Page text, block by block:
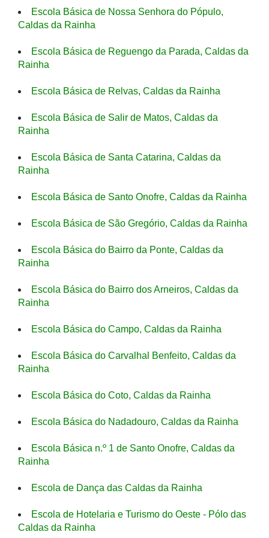
Escola Básica de Nossa Senhora do Pópulo,
Caldas da Rainha
Escola Básica de Reguengo da Parada, Caldas da
Rainha
Escola Básica de Relvas, Caldas da Rainha
Escola Básica de Salir de Matos, Caldas da
Rainha
Escola Básica de Santa Catarina, Caldas da
Rainha
Escola Básica de Santo Onofre, Caldas da Rainha
Escola Básica de São Gregório, Caldas da Rainha
Escola Básica do Bairro da Ponte, Caldas da
Rainha
Escola Básica do Bairro dos Arneiros, Caldas da
Rainha
Escola Básica do Campo, Caldas da Rainha
Escola Básica do Carvalhal Benfeito, Caldas da
Rainha
Escola Básica do Coto, Caldas da Rainha
Escola Básica do Nadadouro, Caldas da Rainha
Escola Básica n.º 1 de Santo Onofre, Caldas da
Rainha
Escola de Dança das Caldas da Rainha
Escola de Hotelaria e Turismo do Oeste - Pólo das
Caldas da Rainha